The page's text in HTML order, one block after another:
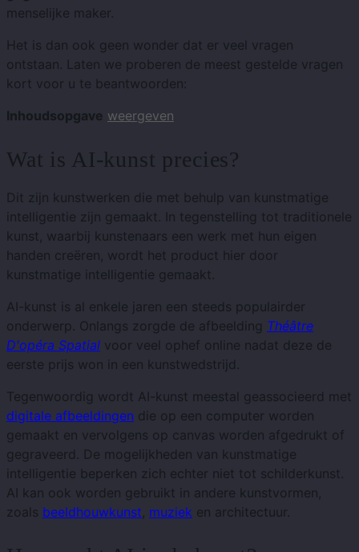
menselijke maker.
Het is dan ook geen wonder dat er veel vragen
ontstaan. Laten we proberen de meest gestelde vragen
kort voor u te beantwoorden:
Inhoudsopgave weergeven
Wat is AI-kunst precies?
Dit zijn kunstwerken die met behulp van kunstmatige
intelligentie zijn gemaakt. In tegenstelling tot traditionele
kunst, waarbij kunstenaars een werk met hun eigen
handen creëren, wordt het product hier door
kunstmatige intelligentie gemaakt.
AI-kunst is al enkele jaren een steeds populairder
onderwerp. Onlangs zorgde de afbeelding Théâtre
D'opéra Spatial voor veel ophef online nadat deze de
eerste prijs won in een kunstwedstrijd.
Tegenwoordig wordt AI-kunst meestal geassocieerd met
digitale afbeeldingen die op een computer worden
gemaakt en vervolgens op canvas worden afgedrukt of
gegraveerd. De mogelijkheden van kunstmatige
intelligentie beperken zich echter niet tot schilderkunst.
AI kan ook worden gebruikt in andere kunstvormen,
zoals beeldhouwkunst, muziek en architectuur.